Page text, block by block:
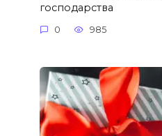
господарства
0 985